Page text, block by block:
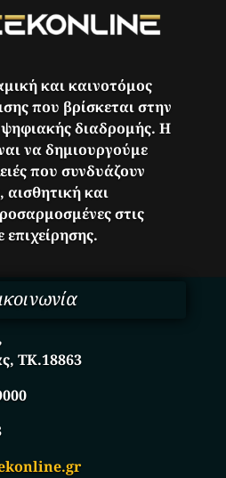
και καινοτόμος
που βρίσκεται στην
διαδρομής. Η
να δημιουργούμε
που συνδυάζουν
αισθητική και
στις
ΤΚ.18863